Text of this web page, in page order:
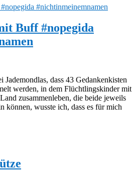
Buff #nopegida
dass 43 Gedankenkisten
werden, in dem Flüchtlingskinder mit
zusammenleben, die beide jeweils
können, wusste ich, dass es für mich